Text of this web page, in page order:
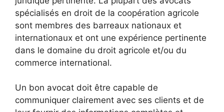
spécialisés en droit de la coopération agricole
sont membres des barreaux nationaux et
internationaux et ont une expérience pertinente
dans le domaine du droit agricole et/ou du
commerce international.
Un bon avocat doit être capable de
communiquer clairement avec ses clients et de